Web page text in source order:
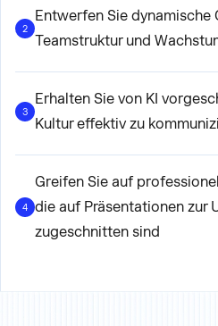
2
Entwerfen Sie dynamische
Teamstruktur und
3
Erhalten Sie von KI
Kultur effektiv zu
4
Greifen Sie auf
die auf Präsentationen zur
zugeschnitten sind